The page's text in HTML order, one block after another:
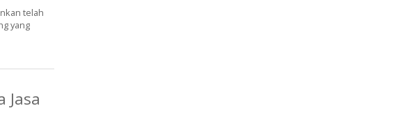
telah
yang
Jasa